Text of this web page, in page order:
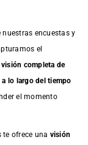
nuestras encuestasy
el
completa de
lo largo del tiempo
el momento
te ofrece una visión